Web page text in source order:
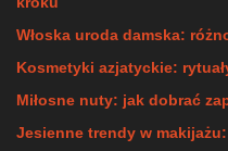
Włoska uroda damska:
Kosmetyki azjatyckie:
Miłosne nuty: jak dobrać
Jesienne trendy w